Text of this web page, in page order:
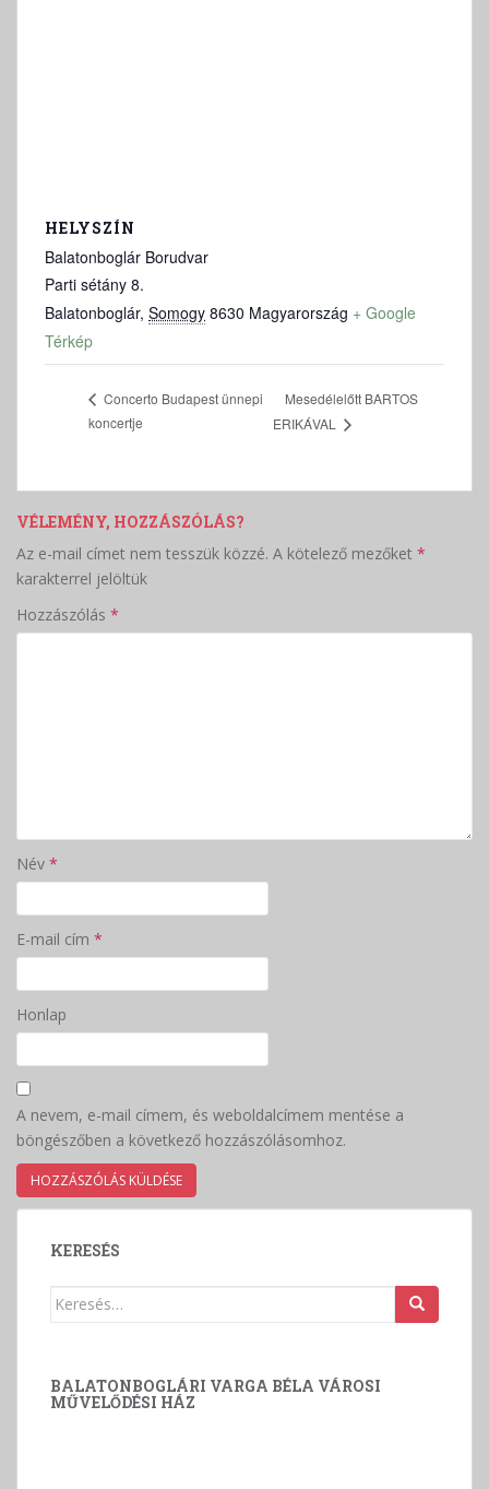
HELYSZÍN
Balatonboglár Borudvar
Parti sétány 8.
Balatonboglár, Somogy 8630 Magyarország + Google
Térkép
Concerto Budapest ünnepi
koncertje
Mesedélelőtt BARTOS
ERIKÁVAL
VÉLEMÉNY, HOZZÁSZÓLÁS?
Az e-mail címet nem tesszük közzé. A kötelező mezőket *
karakterrel jelöltük
Hozzászólás *
Név *
E-mail cím *
Honlap
A nevem, e-mail címem, és weboldalcímem mentése a
böngészőben a következő hozzászólásomhoz.
KERESÉS
Keresés:
BALATONBOGLÁRI VARGA BÉLA VÁROSI
MŰVELŐDÉSI HÁZ